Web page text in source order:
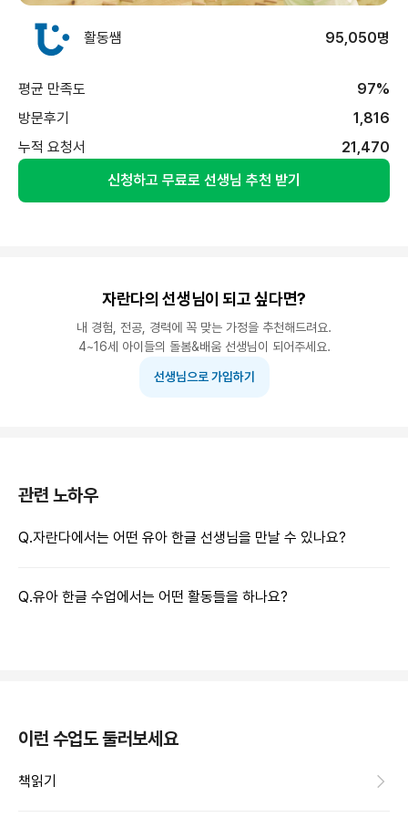
활동쌤 95,050명
평균 만족도
97%
방문후기
1,816
누적 요청서
21,470
신청하고 무료로 선생님 추천 받기
자란다의 선생님이 되고 싶다면?
내 경험, 전공, 경력에 꼭 맞는 가정을 추천해드려요.
4~16세 아이들의 돌봄&배움 선생님이 되어주세요.
선생님으로 가입하기
관련 노하우
Q.자란다에서는 어떤 유아 한글 선생님을 만날 수 있나요?
Q.유아 한글 수업에서는 어떤 활동들을 하나요?
이런 수업도 둘러보세요
책읽기